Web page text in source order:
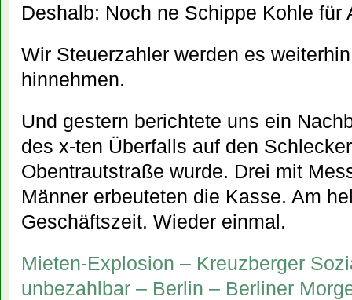
Deshalb: Noch ne Schippe Kohle für
Wir Steuerzahler werden es
hinnehmen.
Und gestern berichtete uns ein
des x-ten Überfalls auf den
Obentrautstraße wurde. Drei mit
Männer erbeuteten die Kasse. Am
Geschäftszeit. Wieder einmal.
Mieten-Explosion – Kreuzberger
unbezahlbar – Berlin – Berliner